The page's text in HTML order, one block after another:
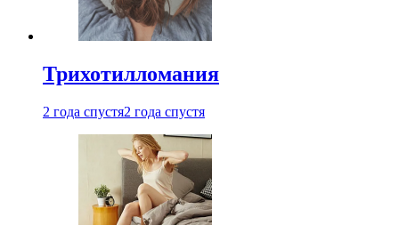
Трихотилломания
2 года спустя2 года спустя